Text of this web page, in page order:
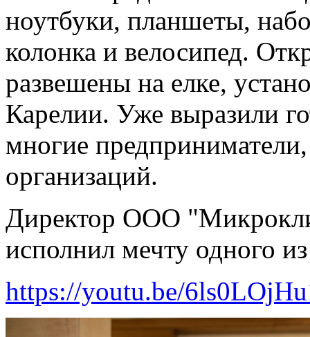
ноутбуки, планшеты,
колонка и велосипед.
развешены на елке,
Карелии. Уже выразили
многие
организаций.
Директор ООО
исполнил мечту одного
https://youtu.be/